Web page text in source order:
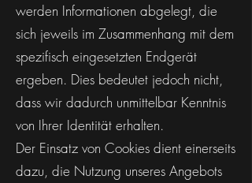
werden Informationen abgelegt, die
sich jeweils im Zusammenhang mit dem
spezifisch eingesetzten Endgerät
ergeben. Dies bedeutet jedoch nicht,
dass wir dadurch unmittelbar Kenntnis
von Ihrer Identität erhalten.
Der Einsatz von Cookies dient einerseits
dazu, die Nutzung unseres Angebots